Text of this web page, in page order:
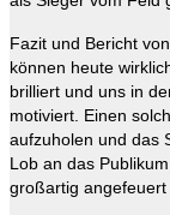
Fazit und Bericht
können heute
brilliert und uns in
motiviert. Einen
aufzuholen und das
Lob an das
großartig angefeuert